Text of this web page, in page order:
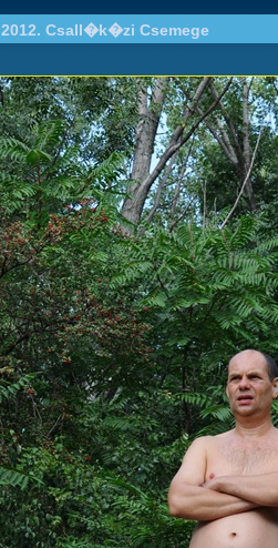
2012. Csall�k�zi Csemege